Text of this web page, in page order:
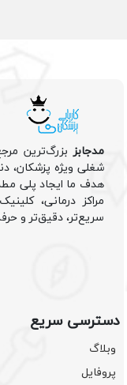
مدجابزبزرگ‌ترین
شغلی ویژه پزشکان،
هدف ما ایجاد پلی
مراکز درمانی،
سریع‌تر، دقیق‌تر و
دسترسی سریع
وبلاگ
پروفایل